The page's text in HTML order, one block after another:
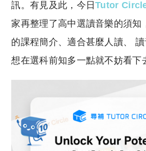
訊。有見及此，今日Tutor
家再整理了高中選讀音樂的須知
的課程簡介、適合甚麼人讀、 讀
想在選科前知多一點就不妨看下